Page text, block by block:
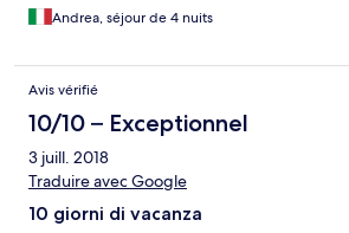
Andrea, séjour de 4 nuits
Avis vérifié
10/10 – Exceptionnel
3 juill. 2018
Traduire avec Google
10 giorni di vacanza